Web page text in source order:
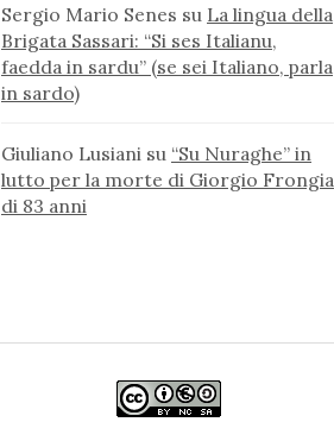
Sergio Mario Senes su La lingua della
Brigata Sassari: “Si ses Italianu,
faedda in sardu” (se sei Italiano, parla
in sardo)
Giuliano Lusiani su “Su Nuraghe” in
lutto per la morte di Giorgio Frongia
di 83 anni